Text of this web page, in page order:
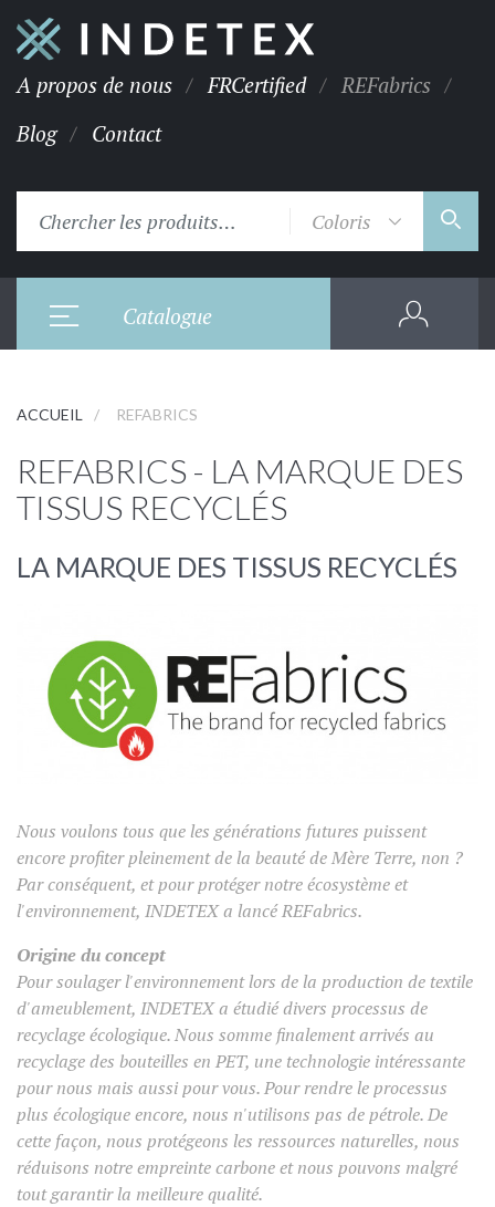
A propos de nous FRCertified
REFabrics
Blog
Contact
Coloris
Catalogue
ACCUEIL REFABRICS
REFABRICS - LA MARQUE DES
TISSUS RECYCLÉS
LA MARQUE DES TISSUS RECYCLÉS
Nous voulons tous que les générations futures puissent
encore profiter pleinement de la beauté de Mère Terre, non ?
Par conséquent, et pour protéger notre écosystème et
l'environnement, INDETEX a lancé REFabrics.
Origine du concept
Pour soulager l'environnement lors de la production de textile
d'ameublement, INDETEX a étudié divers processus de
recyclage écologique. Nous somme finalement arrivés au
recyclage des bouteilles en PET, une technologie intéressante
pour nous mais aussi pour vous. Pour rendre le processus
plus écologique encore, nous n'utilisons pas de pétrole. De
cette façon, nous protégeons les ressources naturelles, nous
réduisons notre empreinte carbone et nous pouvons malgré
tout garantir la meilleure qualité.